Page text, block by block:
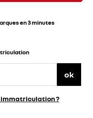
en 3 minutes
ok
immatriculation ?